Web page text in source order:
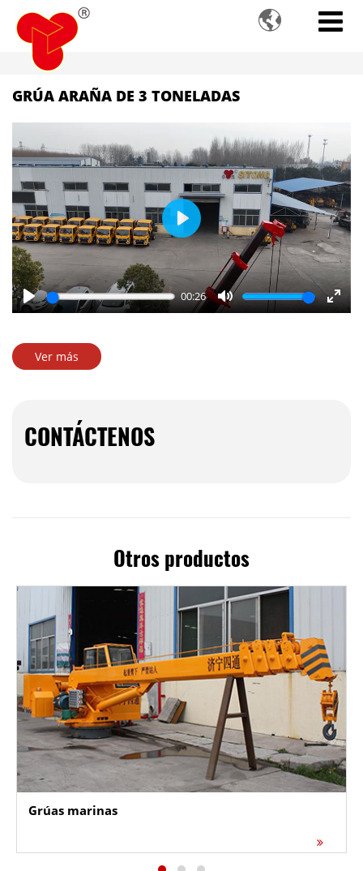

GRÚA ARAÑA DE 3 TONELADAS
Play
00:26
Mute
Enter
Play
Ver más
CONTÁCTENOS
Otros productos
Grúas marinas